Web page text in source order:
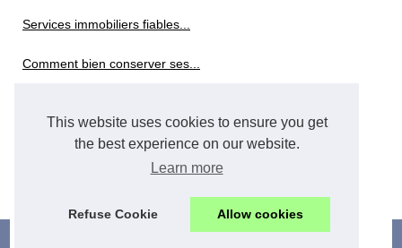
This website uses cookies to ensure you get
the best experience on our website.
Learn more
Refuse Cookie Allow cookies
Services immobiliers fiables...
Comment bien conserver ses...
Pourquoi choisir Leaneo pour...